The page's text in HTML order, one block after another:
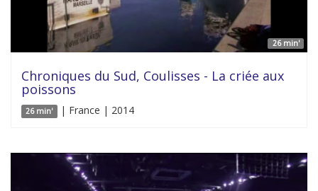
26 min'
Chroniques du Sud, Coulisses - La criée aux
poissons
26 min' | France | 2014